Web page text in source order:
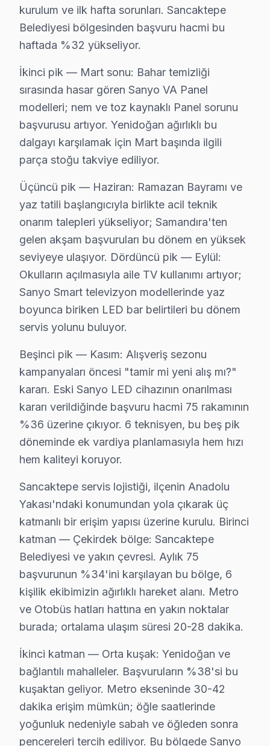
Sanyo Servisi: Sancaktepe Yerel Bilgi
Sancaktepe ilçesi, İstanbul Anadolu Yakası'nın
Sanyo TV Servis Ağımız: Sancaktepe Tüm
Sancaktepe'de Sanyo televizyon servisi arayan tüm
Paşaköy, Safa, Sarıgazi, Veysel Karani, Yenidoğan,
Abdurrahman Gazi, Akpınar, Atatürk, Emek, Eyüp
İnönü, Kemal Türkler, Meclis, Merve, Mevlana,
Sanyo TV Teknik Rehberi: Panel, Teşhis ve
Sanyo televizyonlarınızın tamir ve bakımında
Sanyo TV Teknik Profil ve Servis Rehberi
Sanyo panel Teknik Servis Rehberi
Sanyo akıllı TV'lerde En Sık Karşılaşılan Arızalar
Sanyo servisimizde en yaygın Play Store erişim
Sanyo Servis Yaklaşımımız
Sanyo TV Onarım Süreci
1. Müşteri bildirir, servis ekibi arıza semptomlarını
2. Termal kamera, osiloskop, ESR ölçer ile elektronik
3. Arıza kaynağı tespit edilir: panel mi, anakart mı, güç
4. Yazılı fiyat teklifi sunulur; onay olmadan işlem
5. Orijinal veya OEM eşdeğer Sanyo parça ile onarım
Sanyo görüntüleme sistemi Bakım Tavsiyeleri
söz konusu model televizyon paneli'ler için en yaygın
Sanyo TV'niz arızalandığında verileri (uygulama
Sanyo güvenilirliği standartlarında Sanyo servisimiz:
Sancaktepe Sanyo TV Arızaları –
Sancaktepe'de Sanyo TV arızası yaşanınca ilk
Ekran tamamen karardıysa ya da görüntü titriyorsa,
Sancaktepe bölgesinde Sanyo LED TV tamiri için
Sanyo Servis Teknisyenleri – Sancaktepe
Doğru teşhis ve kalıcı çözüm, deneyimli teknisyenle
Teknisyen yetkinliklerimiz:
kurulum ve ilk hafta sorunları. Sancaktepe
Belediyesi bölgesinden başvuru hacmi bu
haftada %32 yükseliyor.
İkinci pik — Mart sonu: Bahar temizliği
sırasında hasar gören Sanyo VA Panel
modelleri; nem ve toz kaynaklı Panel sorunu
başvurusu artıyor. Yenidoğan ağırlıklı bu
dalgayı karşılamak için Mart başında ilgili
parça stoğu takviye ediliyor.
Üçüncü pik — Haziran: Ramazan Bayramı ve
yaz tatili başlangıcıyla birlikte acil teknik
onarım talepleri yükseliyor; Samandıra'ten
gelen akşam başvuruları bu dönem en yüksek
seviyeye ulaşıyor. Dördüncü pik — Eylül:
Okulların açılmasıyla aile TV kullanımı artıyor;
Sanyo Smart televizyon modellerinde yaz
boyunca biriken LED bar belirtileri bu dönem
servis yolunu buluyor.
Beşinci pik — Kasım: Alışveriş sezonu
kampanyaları öncesi "tamir mi yeni alış mı?"
kararı. Eski Sanyo LED cihazının onarılması
kararı verildiğinde başvuru hacmi 75 rakamının
%36 üzerine çıkıyor. 6 teknisyen, bu beş pik
döneminde ek vardiya planlamasıyla hem hızı
hem kaliteyi koruyor.
Sancaktepe servis lojistiği, ilçenin Anadolu
Yakası'ndaki konumundan yola çıkarak üç
katmanlı bir erişim yapısı üzerine kurulu. Birinci
katman — Çekirdek bölge: Sancaktepe
Belediyesi ve yakın çevresi. Aylık 75
başvurunun %34'ini karşılayan bu bölge, 6
kişilik ekibimizin ağırlıklı hareket alanı. Metro
ve Otobüs hatları hattına en yakın noktalar
burada; ortalama ulaşım süresi 20-28 dakika.
İkinci katman — Orta kuşak: Yenidoğan ve
bağlantılı mahalleler. Başvuruların %38'si bu
kuşaktan geliyor. Metro ekseninde 30-42
dakika erişim mümkün; öğle saatlerinde
yoğunluk nedeniyle sabah ve öğleden sonra
pencereleri tercih ediliyor. Bu bölgede Sanyo